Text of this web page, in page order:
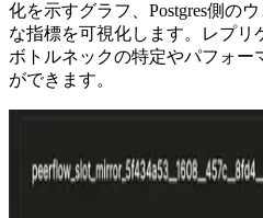
化を示すグラフ、Postgres側の
な指標を可視化します。レプリ
ボトルネックの特定やパフォー
ができます。